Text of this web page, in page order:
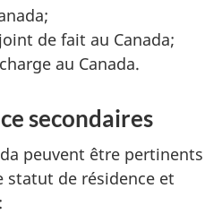
de fait au Canada;
au Canada.
secondaires
peuvent être pertinents
de résidence et